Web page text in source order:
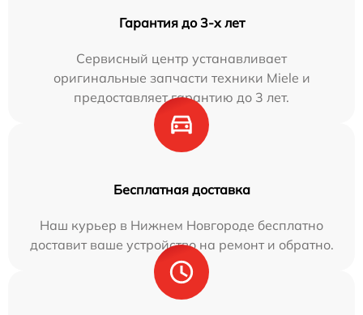
Гарантия до 3-х лет
Сервисный центр устанавливает
оригинальные запчасти техники Miele и
предоставляет гарантию до 3 лет.
Бесплатная доставка
Наш курьер в Нижнем Новгороде бесплатно
доставит ваше устройство на ремонт и обратно.